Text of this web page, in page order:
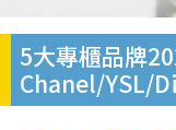
5大專櫃品牌
Chanel/YSL/